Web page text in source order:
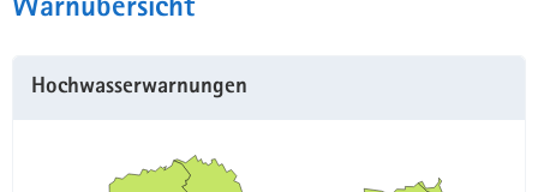
Warnübersicht
Hochwasserwarnungen